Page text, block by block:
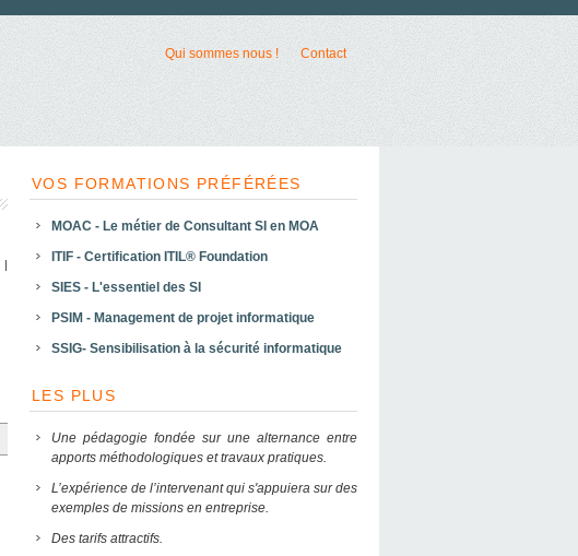
Qui sommes nous ! Contact
|
VOS FORMATIONS PRÉFÉRÉES
MOAC - Le métier de Consultant SI en MOA
ITIF - Certification ITIL® Foundation
SIES - L'essentiel des SI
PSIM - Management de projet informatique
SSIG- Sensibilisation à la sécurité informatique
LES PLUS
Une pédagogie fondée sur une alternance entre
apports méthodologiques et travaux pratiques.
L’expérience de l’intervenant qui s'appuiera sur des
exemples de missions en entreprise.
Des tarifs attractifs.